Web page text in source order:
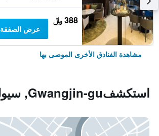
388 ﷼
عرض الصفقة
مشاهدة الفنادق الأخرى الموصى بها
استكشفGwangjin-gu, سيول